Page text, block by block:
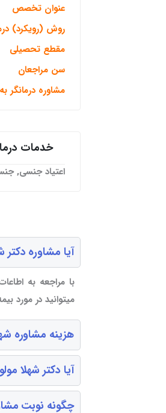
عنوان تخصص
روش (رویکرد)
مقطع تحصیلی
سن مراجعان
مشاوره درمانگر
خدمات
اعتیاد جنسی,
آیا مشاوره
با مراجعه به
میتوانید در مورد
هزینه مشاوره
آیا دکتر شهلا
چگونه نوبت